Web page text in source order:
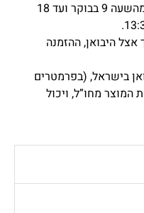
אנו זמינים עבורכם בכל יום מהשעה 9 בבוקר ועד 18
אצל היבואן, ההזמנה
בישראל, (בפרמטרים
המוצר מחו”ל, ויכול